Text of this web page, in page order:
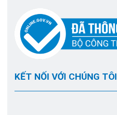
KẾT NỐI VỚI CHÚNG TÔI